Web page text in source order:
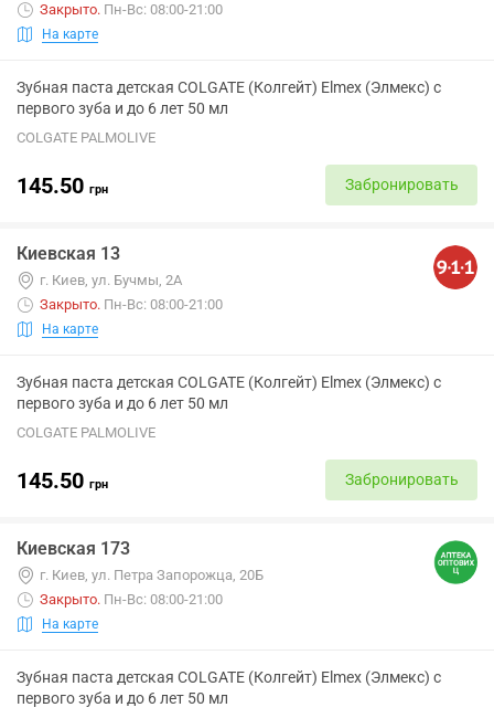
Закрыто. Пн-Вс: 08:00-21:00
На карте
Зубная паста детская COLGATE (Колгейт) Elmex (Элмекс) с
первого зуба и до 6 лет 50 мл
COLGATE PALMOLIVE
145.50 грн Забронировать
Киевская 13
г. Киев, ул. Бучмы, 2А
Закрыто. Пн-Вс: 08:00-21:00
На карте
Зубная паста детская COLGATE (Колгейт) Elmex (Элмекс) с
первого зуба и до 6 лет 50 мл
COLGATE PALMOLIVE
145.50 грн Забронировать
Киевская 173
г. Киев, ул. Петра Запорожца, 20Б
Закрыто. Пн-Вс: 08:00-21:00
На карте
Зубная паста детская COLGATE (Колгейт) Elmex (Элмекс) с
первого зуба и до 6 лет 50 мл